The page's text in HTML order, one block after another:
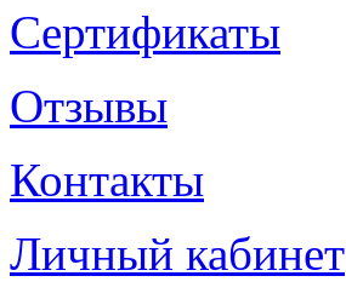
Сертификаты
Отзывы
Контакты
Личный кабинет